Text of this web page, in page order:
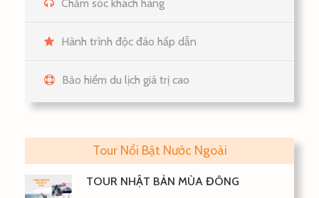
Chăm sóc khách hàng
Hành trình độc đáo hấp dẫn
Bảo hiểm du lịch giá trị cao
Tour Nổi Bật Nước Ngoài
TOUR NHẬT BẢN MÙA ĐÔNG